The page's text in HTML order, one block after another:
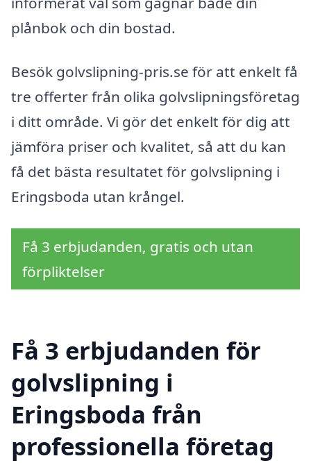
plånbok och din bostad.
Besök golvslipning-pris.se för att enkelt få
tre offerter från olika golvslipningsföretag
i ditt område. Vi gör det enkelt för dig att
jämföra priser och kvalitet, så att du kan
få det bästa resultatet för golvslipning i
Eringsboda utan krångel.
Få 3 erbjudanden, gratis och utan
förpliktelser
Få 3 erbjudanden för
golvslipning i
Eringsboda från
professionella företag